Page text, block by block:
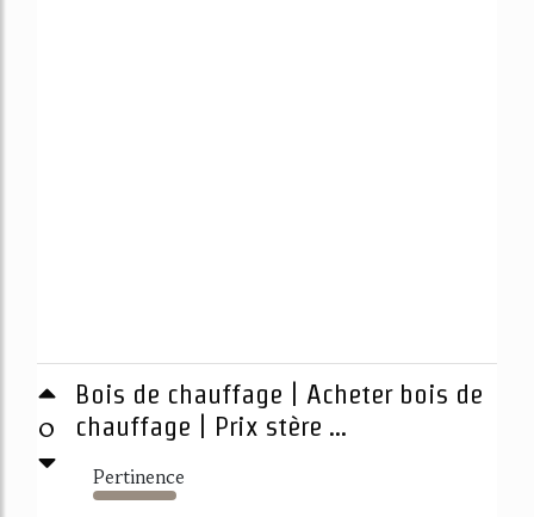
0
Bois de chauffage | Acheter bois de
chauffage | Prix stère ...
Pertinence
665%